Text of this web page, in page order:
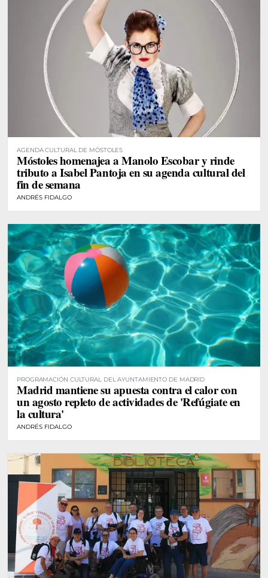
AGENDA CULTURAL DE MÓSTOLES
Móstoles homenajea a Manolo Escobar y rinde
tributo a Isabel Pantoja en su agenda cultural del
fin de semana
ANDRÉS FIDALGO
PROGRAMACIÓN CULTURAL DEL AYUNTAMIENTO DE MADRID
Madrid mantiene su apuesta contra el calor con
un agosto repleto de actividades de 'Refúgiate en
la cultura'
ANDRÉS FIDALGO